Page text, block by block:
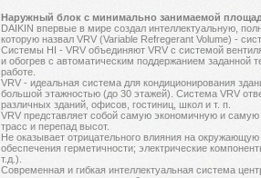
Наружный блок с минимально занимаемой
DAIKIN впервые в мире создал интеллектуальную,
которую назвал VRV (Variable Refregerant Volume) -
Cистемы HI - VRV объединяют VRV с системой
и обогрев с автоматическим поддержанием
работе.
VRV - идеальная система для кондиционирования
большой этажностью (до 30 этажей). Система VRV
различных зданий, офисов, гостиниц, школ и т. п.
VRV представляет собой самую экономичную и
трасс и перепад высот.
Не оказывает отрицательного влияния на
обеспечения герметичности; электрические
т.д.).
Современная и гибкая интеллектуальная система